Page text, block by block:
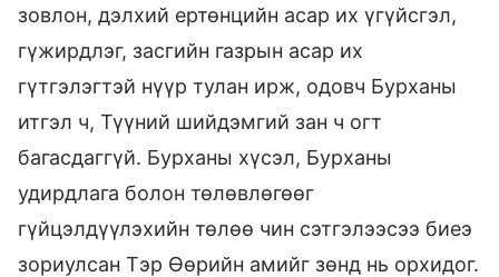
зовлон, дэлхий ертөнцийн асар их үгүйсгэл,
гүжирдлэг, засгийн газрын асар их
гүтгэлэгтэй нүүр тулан ирж, одовч Бурханы
итгэл ч, Түүний шийдэмгий зан ч огт
багасдаггүй. Бурханы хүсэл, Бурханы
удирдлага болон төлөвлөгөөг
гүйцэлдүүлэхийн төлөө чин сэтгэлээсээ биеэ
зориулсан Тэр Өөрийн амийг зөнд нь орхидог.